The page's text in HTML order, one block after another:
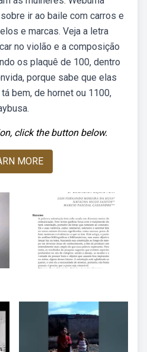
ir ao baile com carros e
e marcas. Veja a letra
no violão e a composição
os plaquê de 100, dentro
porque sabe que elas
bem, de hornet ou 1100,
click the button below.
MORE